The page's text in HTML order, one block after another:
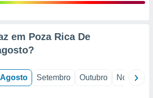
em Poza Rica De
?
Agosto Setembro Outubro Novembro